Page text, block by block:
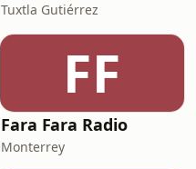
Tuxtla Gutiérrez
FF
Fara Fara Radio
Monterrey